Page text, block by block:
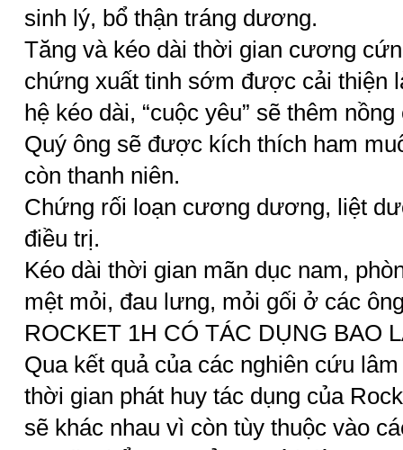
sinh lý, bổ thận tráng dương.
Tăng và kéo dài thời gian cương
chứng xuất tinh sớm được cải thiện
hệ kéo dài, “cuộc yêu” sẽ thêm nồng
Quý ông sẽ được kích thích ham
còn thanh niên.
Chứng rối loạn cương dương, liệt
điều trị.
Kéo dài thời gian mãn dục nam,
mệt mỏi, đau lưng, mỏi gối ở các
ROCKET 1H CÓ TÁC DỤNG BAO
Qua kết quả của các nghiên cứu
thời gian phát huy tác dụng của
sẽ khác nhau vì còn tùy thuộc vào